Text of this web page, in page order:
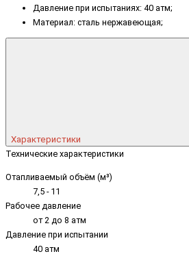
Давление при испытаниях: 40 атм;
Материал: сталь нержавеющая;
Характеристики
Технические характеристики
Отапливаемый объём (м³)
7,5 - 11
Рабочее давление
от 2 до 8 атм
Давление при испытании
40 атм